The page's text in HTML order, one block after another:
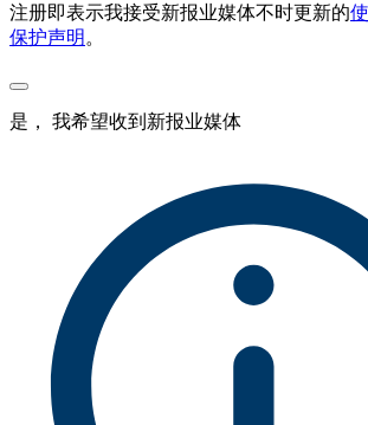
注册即表示我接受新报业媒体不时更新的
保护声明 。
是， 我希望收到新报业媒体